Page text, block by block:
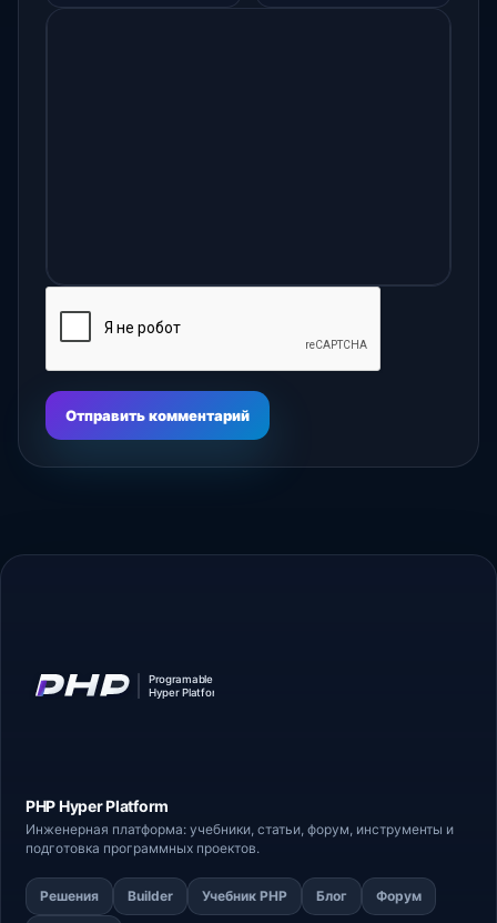
Отправить комментарий
PHP HyperPlatform
Инженерная платформа: учебники, статьи, форум , инструменты и
подготовка программных проектов.
Решения Builder Учебник PHP Блог Форум